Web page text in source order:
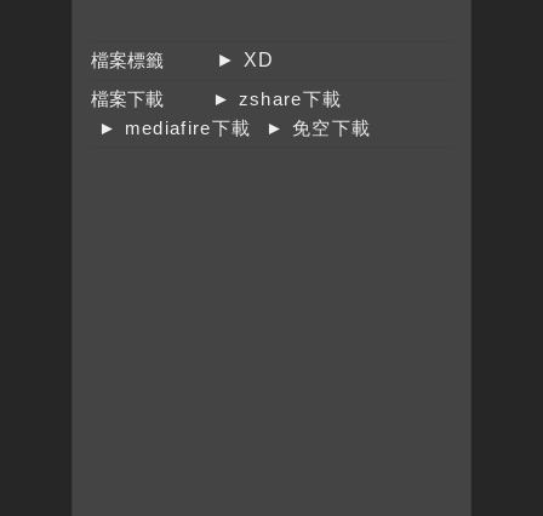
檔案標籤
► XD
檔案下載